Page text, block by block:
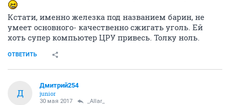
Кстати, именно железка под названием барин, не
умеет основного- качественно сжигать уголь. Ей
хоть супер компьютер ЦРУ привесь. Толку ноль.
ОТВЕТИТЬ
Д
Дмитрий254
junior
30 мая 2017 _Allar_